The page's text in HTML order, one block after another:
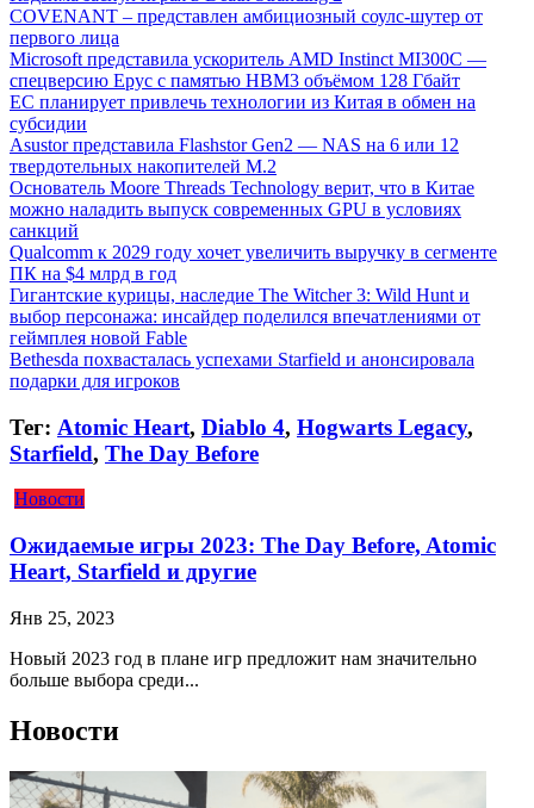
COVENANT – представлен амбициозный соулс-шутер от
первого лица
Microsoft представила ускоритель AMD Instinct MI300C —
спецверсию Epyc с памятью HBM3 объёмом 128 Гбайт
ЕС планирует привлечь технологии из Китая в обмен на
субсидии
Asustor представила Flashstor Gen2 — NAS на 6 или 12
твердотельных накопителей M.2
Основатель Moore Threads Technology верит, что в Китае
можно наладить выпуск современных GPU в условиях
санкций
Qualcomm к 2029 году хочет увеличить выручку в сегменте
ПК на $4 млрд в год
Гигантские курицы, наследие The Witcher 3: Wild Hunt и
выбор персонажа: инсайдер поделился впечатлениями от
геймплея новой Fable
Bethesda похвасталась успехами Starfield и анонсировала
подарки для игроков
Тег: Atomic Heart, Diablo 4, Hogwarts Legacy,
Starfield, The Day Before
Новости
Ожидаемые игры 2023: The Day Before, Atomic
Heart, Starfield и другие
Янв 25, 2023
Новый 2023 год в плане игр предложит нам значительно
больше выбора среди...
Новости